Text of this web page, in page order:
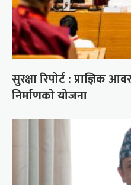
सुरक्षा रिपोर्ट : प्राज्ञिक
निर्माणको योजना